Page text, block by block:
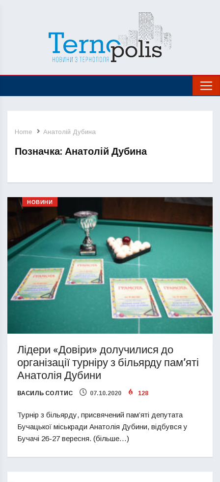
Home Анатолій Дубина
Позначка: Анатолій Дубина
НОВИНИ
Лідери «Довіри» долучилися до
організації турніру з більярду пам’яті
Анатолія Дубини
ВАСИЛЬ СОЛТИС 07.10.2020 128
Турнір з більярду, присвячений пам’яті депутата
Бучацької міськради Анатолія Дубини, відбувся у
Бучачі 26-27 вересня. (більше…)